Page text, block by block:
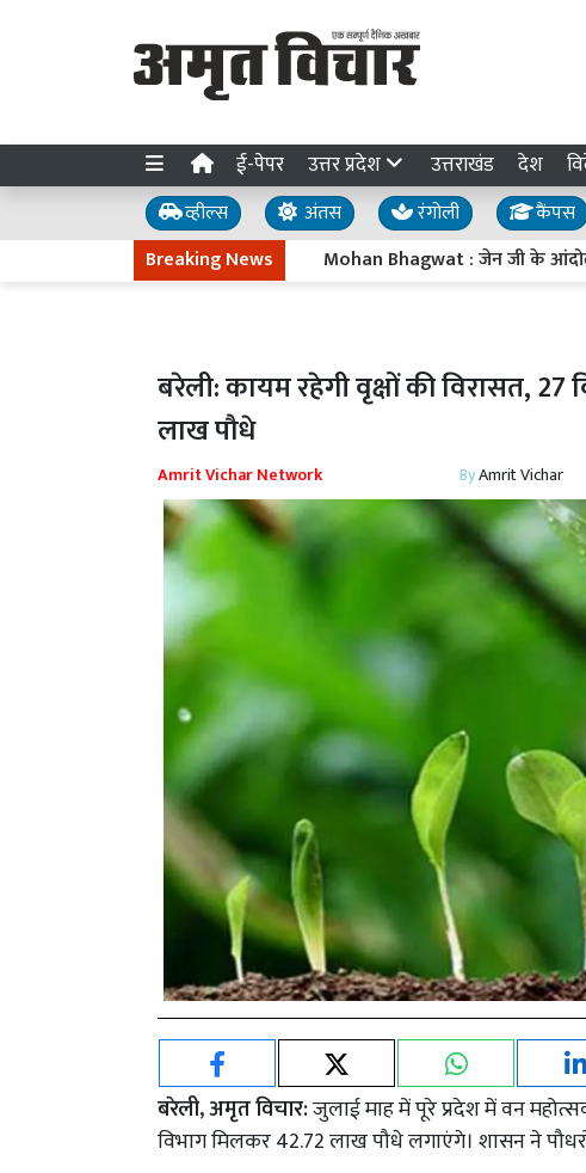
ई-पेपर उत्तर प्रदेश उत्तराखंड देश
व्हील्स अंतस रंगोली कैंपस
Breaking NewsMohan Bhagwat : जेन जी के आंदोलन को
बरेली: कायम रहेगी वृक्षों की विरासत,
लाख पौधे
Amrit Vichar Network ByAmrit Vichar
बरेली, अमृत विचार:जुलाई माह में पूरे प्रदेश में वन
विभाग मिलकर 42.72 लाख पौधे लगाएंगे। शासन ने